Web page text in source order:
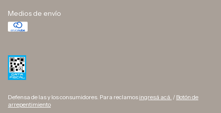
Medios de envío
Defensa de las y los consumidores. Para reclamos ingresá acá. / Botón de
arrepentimiento